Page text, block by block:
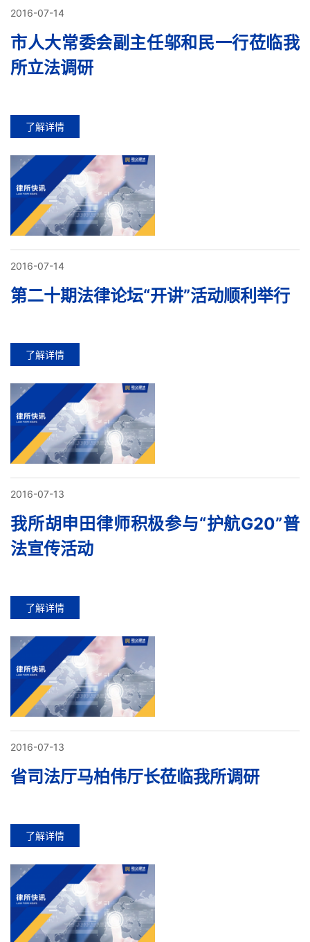
2016-07-14
市人大常委会副主任邬和民一行莅临我
所立法调研
了解详情
2016-07-14
第二十期法律论坛“开讲”活动顺利举行
了解详情
2016-07-13
我所胡申田律师积极参与“护航G20”普
法宣传活动
了解详情
2016-07-13
省司法厅马柏伟厅长莅临我所调研
了解详情